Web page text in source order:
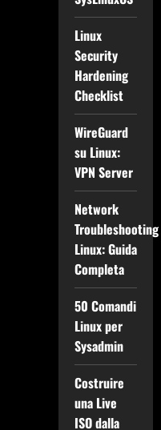
Linux
Security
Hardening
Checklist
WireGuard
su Linux:
VPN Server
Network
Troubleshooting
Linux: Guida
Completa
50 Comandi
Linux per
Sysadmin
Costruire
una Live
ISO dalla